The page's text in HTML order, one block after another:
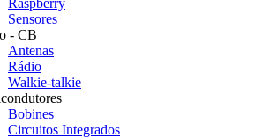
Raspberry
Sensores
- CB
Antenas
Rádio
Walkie-talkie
Bobines
Circuitos Integrados